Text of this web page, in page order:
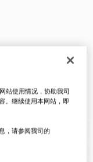
站使用情况，协助我司
。继续使用本网站，即
，请参阅我司的